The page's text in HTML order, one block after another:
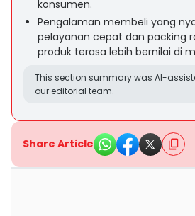
konsumen.
Pengalaman membeli yang
pelayanan cepat dan packing
produk terasa lebih bernilai di
This section summary was AI-
our editorial team.
Share Article